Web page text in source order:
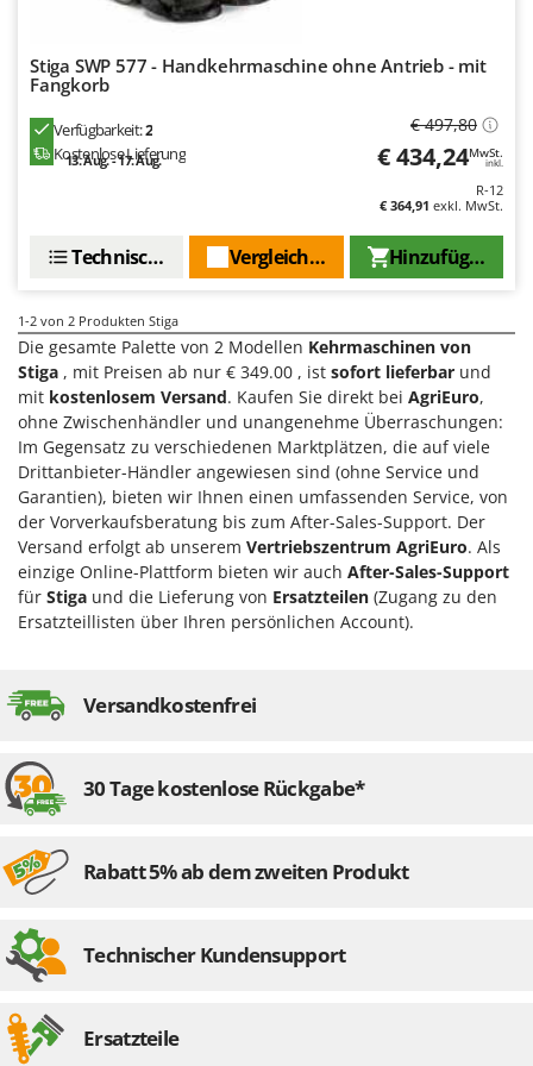
Flockenquetschen
G
Gartengrills
Gartenpumpen
Getreidemühlen
Grubber - Tiefenlockerer
Grubber für Traktor
H
Häcksler
Handsägen auf Verlängerung
Heckcontainer für Traktoren
Heckenscheren
Heißluftfritteusen
Heizkanonen und Elektroheizer
Holzbacköfen Außenbereich für Pizza und Braten
Hubwagen
K
Kabelpflüge für die Drainage
Kehrmaschinen
Kippbare Heckschaufeln für Traktoren
Brumi
BullMach
C
C.EL.ME.
Campingaz
Castellari
Ceccato Olindo
Char-Broil
Classe
Clementi
Cofra
Comet
Cresco
Cruccolini
D
Deca
Di Martino
Diesse
Docma
Dreame
Stiga SWP 577 - Handkehrmaschine ohne Antrieb - mit
Fangkorb
Verfügbarkeit:2
Kostenlose Lieferung
13. Aug. - 17. Aug.
€ 497,80
€ 434,24MwSt.
inkl.
R-12
€ 364,91 exkl. MwSt.
Hinzufügen
Vergleichen Sie
Technische Daten
1-2 von 2 Produkten Stiga
Die gesamte Palette von 2 Modellen Kehrmaschinen von
Stiga , mit Preisen ab nur € 349.00 , ist sofort lieferbar und
mit kostenlosem Versand. Kaufen Sie direkt bei AgriEuro,
ohne Zwischenhändler und unangenehme Überraschungen:
Im Gegensatz zu verschiedenen Marktplätzen, die auf viele
Drittanbieter-Händler angewiesen sind (ohne Service und
Garantien), bieten wir Ihnen einen umfassenden Service, von
der Vorverkaufsberatung bis zum After-Sales-Support. Der
Versand erfolgt ab unserem Vertriebszentrum AgriEuro. Als
einzige Online-Plattform bieten wir auch After-Sales-Support
für Stiga und die Lieferung von Ersatzteilen (Zugang zu den
Ersatzteillisten über Ihren persönlichen Account).
Versandkostenfrei
30 Tage kostenlose Rückgabe*
Rabatt 5% ab dem zweiten Produkt
Technischer Kundensupport
Ersatzteile